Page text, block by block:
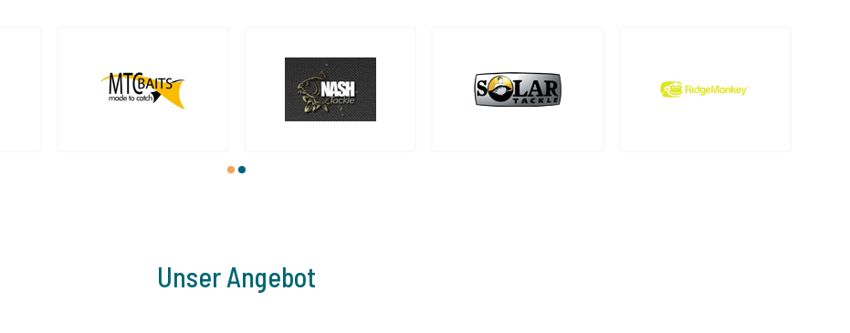
1 2
Unser Angebot